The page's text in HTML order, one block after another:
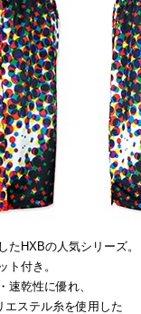
HXBの人気シリーズ。
ト付き。
速乾性に優れ、
ステル糸を使用した